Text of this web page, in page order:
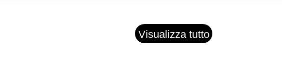
Visualizza tutto